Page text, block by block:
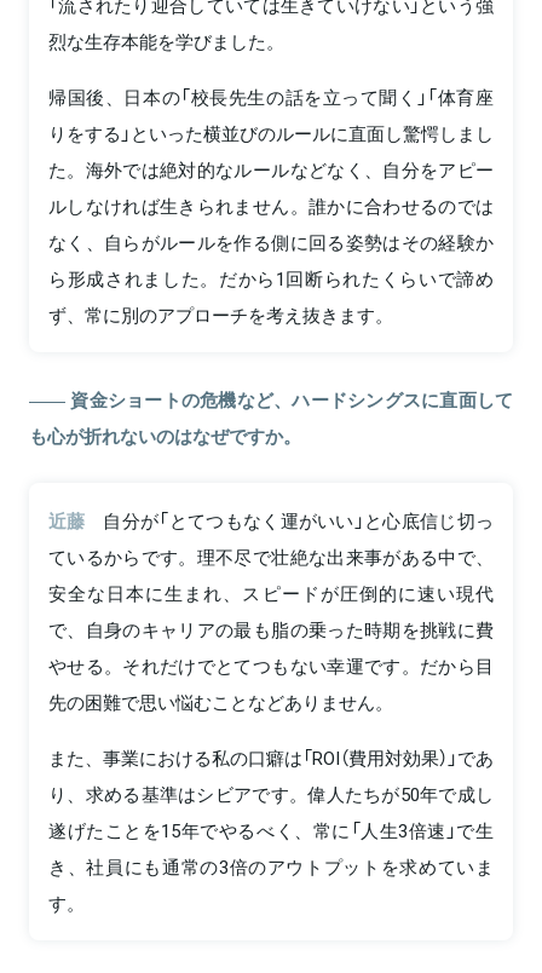
烈な生存本能を学びました。
帰国後、日本の「校長先生の話を立って聞く」「体育座
りをする」といった横並びのルールに直面し驚愕しまし
た。海外では絶対的なルールなどなく、自分をアピー
ルしなければ生きられません。誰かに合わせるのでは
なく、自らがルールを作る側に回る姿勢はその経験か
ら形成されました。だから1回断られたくらいで諦め
ず、常に別のアプローチを考え抜きます。
資金ショートの危機など、ハードシングスに直面して
も心が折れないのはなぜですか。
近藤
自分が「とてつもなく運がいい」と心底信じ切っ
ているからです。理不尽で壮絶な出来事がある中で、
安全な日本に生まれ、スピードが圧倒的に速い現代
で、自身のキャリアの最も脂の乗った時期を挑戦に費
やせる。それだけでとてつもない幸運です。だから目
先の困難で思い悩むことなどありません。
また、事業における私の口癖は「ROI（費用対効果）」であ
り、求める基準はシビアです。偉人たちが50年で成し
遂げたことを15年でやるべく、常に「人生3倍速」で生
き、社員にも通常の3倍のアウトプットを求めていま
す。